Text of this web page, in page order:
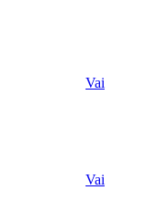
Vai
Vai